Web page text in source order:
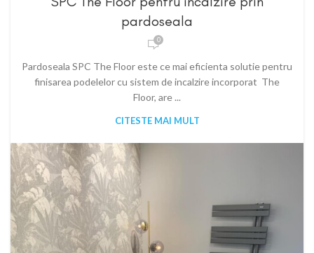
pardoseala
0
Pardoseala SPC The Floor este ce mai eficienta solutie pentru
finisarea podelelor cu sistem de incalzire incorporat The
Floor, are ...
CITESTE MAI MULT